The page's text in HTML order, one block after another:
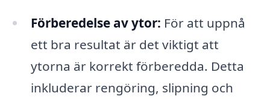
Förberedelse av ytor: För att uppnå
ett bra resultat är det viktigt att
ytorna är korrekt förberedda. Detta
inkluderar rengöring, slipning och